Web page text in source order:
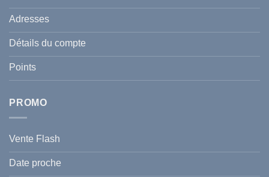
de
votre
famille
durant
l’été
2026
?
Guide
Traiter
Prévenir
Adresses
Détails du compte
Points
PROMO
Vente Flash
Date proche